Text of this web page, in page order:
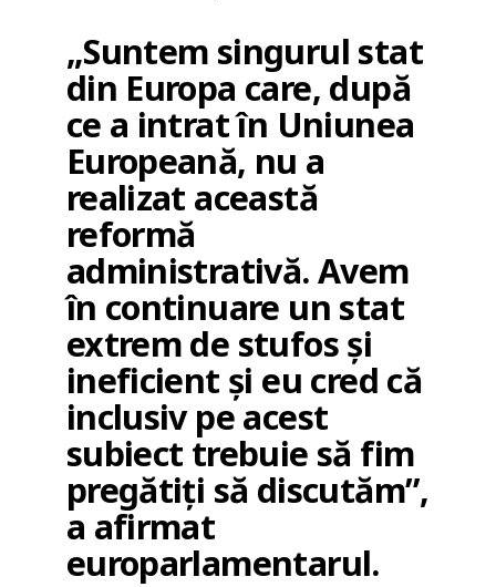
„Suntem singurul stat
din Europa care, după
ce a intrat în Uniunea
Europeană, nu a
realizat această
reformă
administrativă. Avem
în continuare un stat
extrem de stufos și
ineficient și eu cred că
inclusiv pe acest
subiect trebuie să fim
pregătiți să discutăm”,
a afirmat
europarlamentarul.